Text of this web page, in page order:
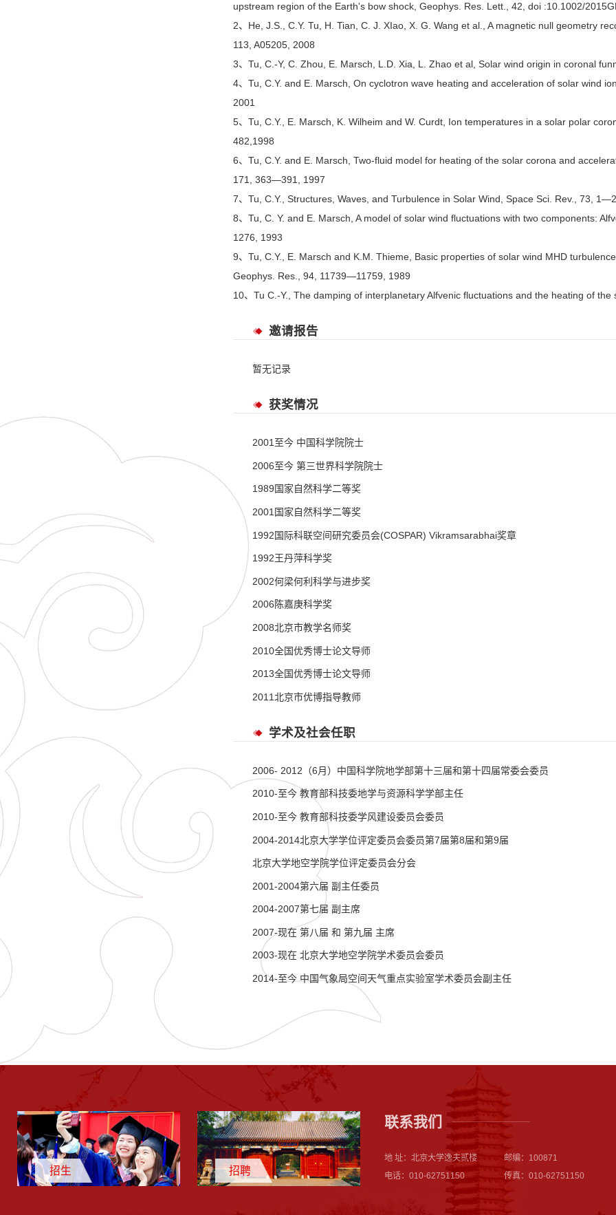
upstream region of the Earth's bow shock, Geophys. Res. Lett., 42, doi :10.1002/
2、He, J.S., C.Y. Tu, H. Tian, C. J. XIao, X. G. Wang et al., A magnetic null geometry
113, A05205, 2008
3、Tu, C.-Y, C. Zhou, E. Marsch, L.D. Xia, L. Zhao et al, Solar wind origin in coronal
4、Tu, C.Y. and E. Marsch, On cyclotron wave heating and acceleration of solar wind
2001
5、Tu, C.Y., E. Marsch, K. Wilheim and W. Curdt, Ion temperatures in a solar polar
482,1998
6、Tu, C.Y. and E. Marsch, Two-fluid model for heating of the solar corona and
171, 363—391, 1997
7、Tu, C.Y., Structures, Waves, and Turbulence in Solar Wind, Space Sci. Rev., 73,
8、Tu, C. Y. and E. Marsch, A model of solar wind fluctuations with two components:
1276, 1993
9、Tu, C.Y., E. Marsch and K.M. Thieme, Basic properties of solar wind MHD
Geophys. Res., 94, 11739—11759, 1989
10、Tu C.-Y., The damping of interplanetary Alfvenic fluctuations and the heating of
邀请报告
暂无记录
获奖情况
2001至今 中国科学院院士
2006至今 第三世界科学院院士
1989国家自然科学二等奖
2001国家自然科学二等奖
1992国际科联空间研究委员会(COSPAR) Vikramsarabhai奖章
1992王丹萍科学奖
2002何梁何利科学与进步奖
2006陈嘉庚科学奖
2008北京市教学名师奖
2010全国优秀博士论文导师
2013全国优秀博士论文导师
2011北京市优博指导教师
学术及社会任职
2006- 2012（6月）中国科学院地学部第十三届和第十四届常委会委员
2010-至今 教育部科技委地学与资源科学学部主任
2010-至今 教育部科技委学风建设委员会委员
2004-2014北京大学学位评定委员会委员第7届第8届和第9届
北京大学地空学院学位评定委员会分会
2001-2004第六届 副主任委员
2004-2007第七届 副主席
2007-现在 第八届 和 第九届 主席
2003-现在 北京大学地空学院学术委员会委员
2014-至今 中国气象局空间天气重点实验室学术委员会副主任
招生 招聘
联系我们
地 址：北京大学逸夫贰楼
邮编：100871
电话：010-62751150
传真：010-62751150